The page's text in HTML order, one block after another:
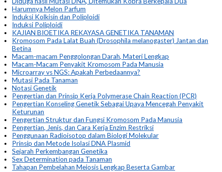
Harumnya Melon Parfum
Induksi Kolkisin dan Poliploidi
Induksi Poliploidi
KAJIAN BIOETIKA REKAYASA GENETIKA TANAMAN
Kromosom Pada Lalat Buah (Drosophila melanogaster) Jantan dan
Betina
Macam-macam Penggolongan Darah, Materi Lengkap
Macam-Macam Penyakit Kromosom Pada Manusia
Microarray vs NGS: Apakah Perbedaannya?
Mutasi Pada Tanaman
Notasi Genetik
Pengertian dan Prinsip Kerja Polymerase Chain Reaction (PCR)
Pengertian Konseling Genetik Sebagai Upaya Mencegah Penyakit
Keturunan
Pengertian Struktur dan Fungsi Kromosom Pada Manusia
Pengertian, Jenis, dan Cara Kerja Enzim Restriksi
Penggunaan Radioisotop dalam Biologi Molekular
Prinsip dan Metode Isolasi DNA Plasmid
Sejarah Perkembangan Genetika
Sex Determination pada Tanaman
Tahapan Pembelahan Meiosis Lengkap Beserta Gambar